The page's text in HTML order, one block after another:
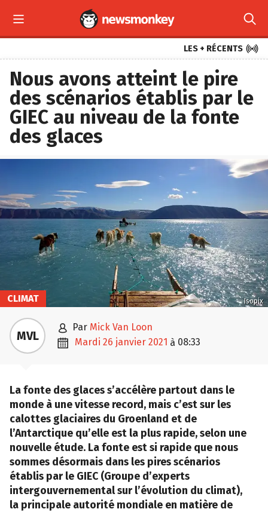
 
LES + RÉCENTS 
Nous avons atteint le pire
des scénarios établis par le
GIEC au niveau de la fonte
des glaces
Isopix
CLIMAT
MVL  par Mick Van Loon
 mardi 26 janvier 2021 à 08:33
La fonte des glaces s’accélère partout dans le
monde à une vitesse record, mais c’est sur les
calottes glaciaires du Groenland et de
l’Antarctique qu’elle est la plus rapide, selon une
nouvelle étude. La fonte est si rapide que nous
sommes désormais dans les pires scénarios
établis par le GIEC (Groupe d’experts
intergouvernemental sur l’évolution du climat),
la principale autorité mondiale en matière de